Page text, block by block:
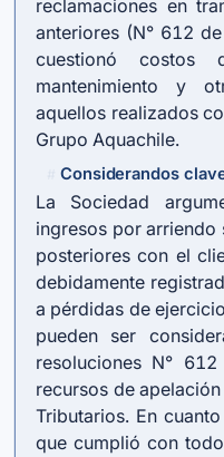
reclamaciones en
anteriores (N° 612
cuestionó costos
mantenimiento y
aquellos realizados
Grupo Aquachile.
Considerandos
La Sociedad
ingresos por arriendo
posteriores con el
debidamente
a pérdidas de
pueden ser
resoluciones N°
recursos de
Tributarios. En
que cumplió con